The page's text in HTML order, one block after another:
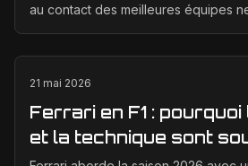
au contact des meilleures équipes
21 mai 2026
Ferrari en F1 :
et la technique sont